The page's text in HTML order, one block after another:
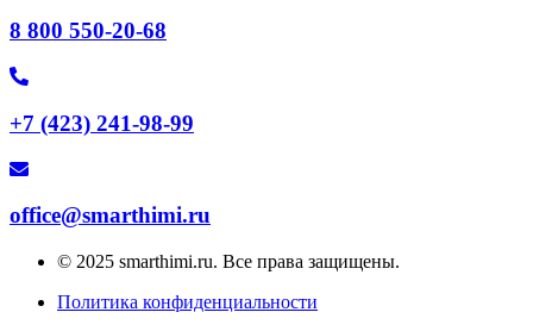
8 800 550-20-68
+7 (423) 241-98-99
office@smarthimi.ru
© 2025 smarthimi.ru. Все права защищены.
Политика конфиденциальности